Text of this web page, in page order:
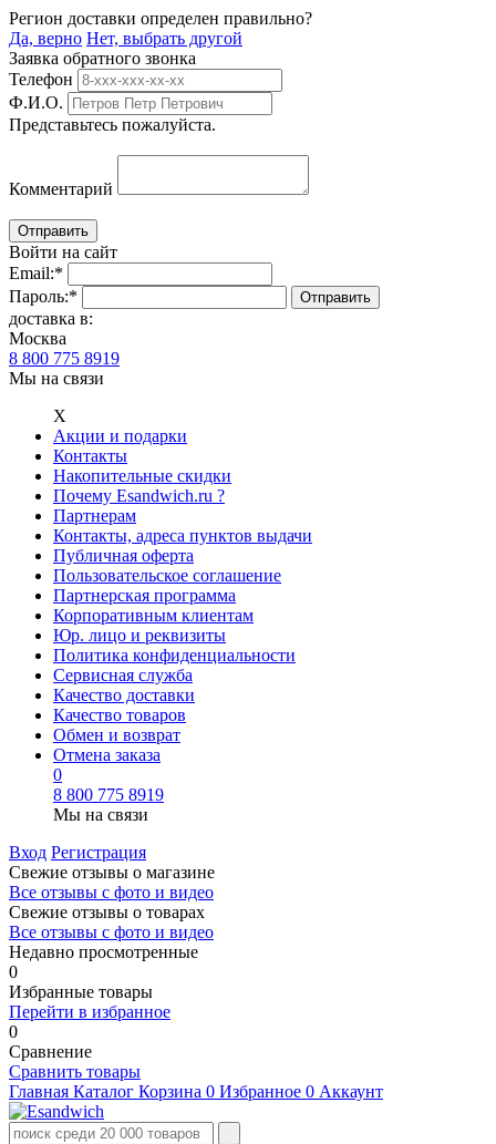
Регион доставки определен правильно?
Да, верно Нет, выбрать другой
Заявка обратного звонка
Телефон
Ф.И.О.
Представьтесь пожалуйста.
Комментарий
Войти на сайт
Email:*
Пароль:*
доставка в:
Москва
8 800 775 8919
Мы на связи
Х
Акции и подарки
Контакты
Накопительные скидки
Почему Esandwich.ru ?
Партнерам
Контакты, адреса пунктов выдачи
Публичная оферта
Пользовательское соглашение
Партнерская программа
Корпоративным клиентам
Юр. лицо и реквизиты
Политика конфиденциальности
Сервисная служба
Качество доставки
Качество товаров
Обмен и возврат
Отмена заказа
0
8 800 775 8919
Мы на связи
Вход Регистрация
Свежие отзывы о магазине
Все отзывы с фото и видео
Свежие отзывы о товарах
Все отзывы c фото и видео
Недавно просмотренные
0
Избранные товары
Перейти в избранное
0
Сравнение
Сравнить товары
Главная Каталог Корзина 0 Избранное 0 Аккаунт